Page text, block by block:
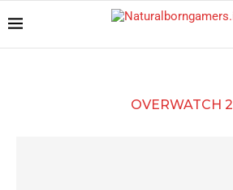
OVERWATCH 2